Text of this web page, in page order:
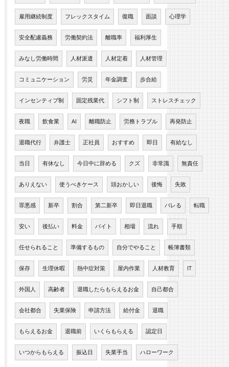
雇用継続制度 フレックスタイム 復職 面談 心理学
安全配慮義務 労働契約法 離職率 福利厚生
みなし労働時間 人材派遣 人材定着 人材管理
コミュニケーション 労災 年金調査 歩合給
インセンティブ制 固定残業代 シフト制 ストレスチェック
夜職 飲食業 AI 離職防止 労務トラブル 再発防止
退職代行 弁護士 正社員 おすすめ 即日 有給なし
当日 有休なし 今日中に辞める クズ 非常識 無責任
ありえない 使うべきケース 頭おかしい 後悔 失敗
罪悪感 新卒 割合 第二新卒 即日退職 バレる 転職
安い 後払い 料金 バイト 相場 流れ 手順
任せられること 準備するもの 自分でやること 帳簿書類
保存 生理休暇 熱中症対策 屋内作業 人材教育 IT
外国人 高齢者 退職したらもらえるお金 自己都合
会社都合 失業保険 申請方法 給付金 退職
もらえるお金 退職前 いくらもらえる 認定日
いつからもらえる 振込日 失業手当 ハローワーク